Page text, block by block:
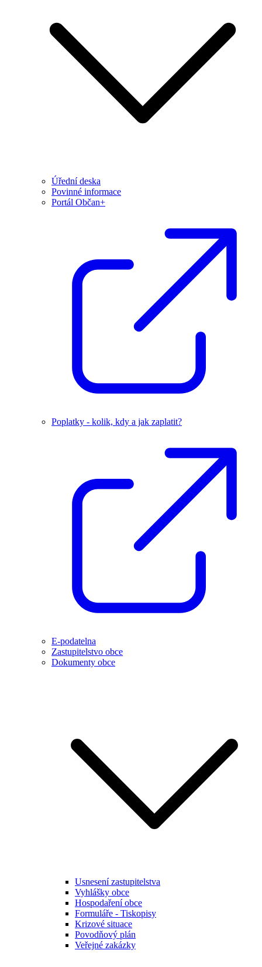
Úřední deska
Povinné informace
Portál Občan+
Poplatky - kolik, kdy a jak zaplatit?
E-podatelna
Zastupitelstvo obce
Dokumenty obce
Usnesení zastupitelstva
Vyhlášky obce
Hospodaření obce
Formuláře - Tiskopisy
Krizové situace
Povodňový plán
Veřejné zakázky